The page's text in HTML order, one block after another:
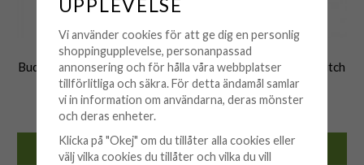
BUD TO ROSE
Bud To Rose - Halsband Hitch
Kort Stål
399 kr
KÖP
BUD TO ROSE
Bud To Rose - Armband Hitch
Stål
399 kr
KÖP
UPPLEVELSE
Vi använder cookies för att ge dig en personlig
shoppingupplevelse, personanpassad
annonsering och för hålla våra webbplatser
tillförlitliga och säkra. För detta ändamål samlar
vi in information om användarna, deras mönster
och deras enheter.
Klicka på "Okej" om du tillåter alla cookies eller
välj vilka cookies du tillåter och vilka du vill